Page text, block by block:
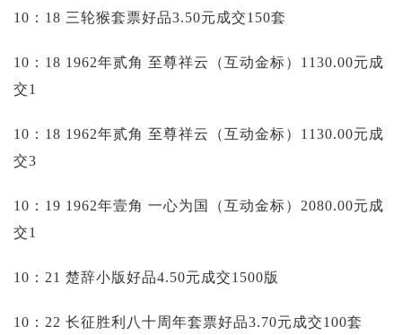
10：18 三轮猴套票好品3.50元成交150套
10：18 1962年贰角 至尊祥云（互动金标）1130.00元成
交1
10：18 1962年贰角 至尊祥云（互动金标）1130.00元成
交3
10：19 1962年壹角 一心为国（互动金标）2080.00元成
交1
10：21 楚辞小版好品4.50元成交1500版
10：22 长征胜利八十周年套票好品3.70元成交100套